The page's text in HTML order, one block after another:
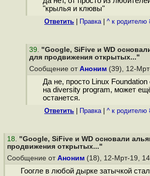
"крылья и клювы"
Ответить Правка| ^ к родителю
39. "Google, SiFive и WD
для продвижения открытых..."
Сообщение от Аноним (39), 12-
Да не, просто Linux
на diversity program, может
останется.
Ответить Правка| ^ к родителю
18. "Google, SiFive и WD основали
продвижения открытых..."
Сообщение от Аноним (18), 12-Мрт-19,
Гоогле в любой дырке затычкой